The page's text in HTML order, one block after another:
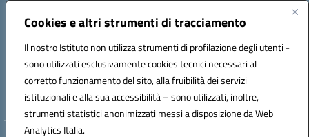
Cookies e altri strumenti di tracciamento
Il nostro Istituto non utilizza strumenti di profilazione degli utenti -
sono utilizzati esclusivamente cookies tecnici necessari al
corretto funzionamento del sito, alla fruibilità dei servizi
istituzionali e alla sua accessibilità – sono utilizzati, inoltre,
strumenti statistici anonimizzati messi a disposizione da Web
Analytics Italia.
Indirizzo:
Centralino:0923993485 Email:tpic84500v@istruzione.it
Codice fiscale: 91039050819
Codice meccanografico:
tpic84500v
Codice unico di fatturazione (CUF): JZDXRK